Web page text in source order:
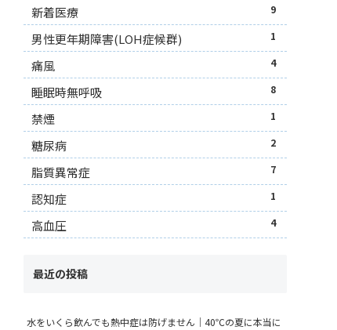
新着医療 9
男性更年期障害(LOH症候群) 1
痛風 4
睡眠時無呼吸 8
禁煙 1
糖尿病 2
脂質異常症 7
認知症 1
高血圧 4
最近の投稿
水をいくら飲んでも熱中症は防げません｜40℃の夏に本当に